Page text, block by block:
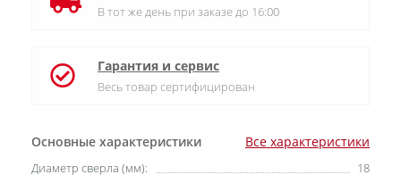
Основные характеристики Все характеристики
Диаметр сверла (мм):
18
В тот же день при заказе до 16:00
Гарантия и сервис
Весь товар сертифицирован